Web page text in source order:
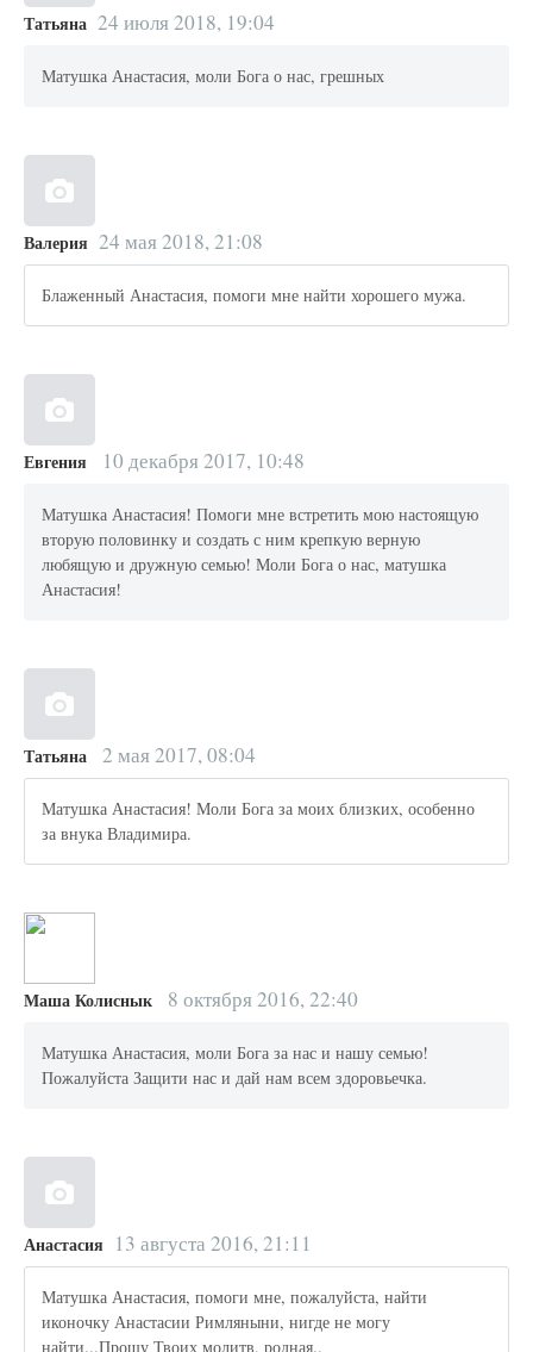
Татьяна 24 июля 2018, 19:04
Матушка Анастасия, моли Бога о нас, грешных
Валерия 24 мая 2018, 21:08
Блаженный Анастасия, помоги мне найти хорошего мужа.
Евгения 10 декабря 2017, 10:48
Матушка Анастасия! Помоги мне встретить мою настоящую
вторую половинку и создать с ним крепкую верную
любящую и дружную семью! Моли Бога о нас, матушка
Анастасия!
Татьяна 2 мая 2017, 08:04
Матушка Анастасия! Моли Бога за моих близких, особенно
за внука Владимира.
Маша Колиснык 8 октября 2016, 22:40
Матушка Анастасия, моли Бога за нас и нашу семью!
Пожалуйста Защити нас и дай нам всем здоровьечка.
Анастасия 13 августа 2016, 21:11
Матушка Анастасия, помоги мне, пожалуйста, найти
иконочку Анастасии Римляныни, нигде не могу
найти...Прошу Твоих молитв, родная..